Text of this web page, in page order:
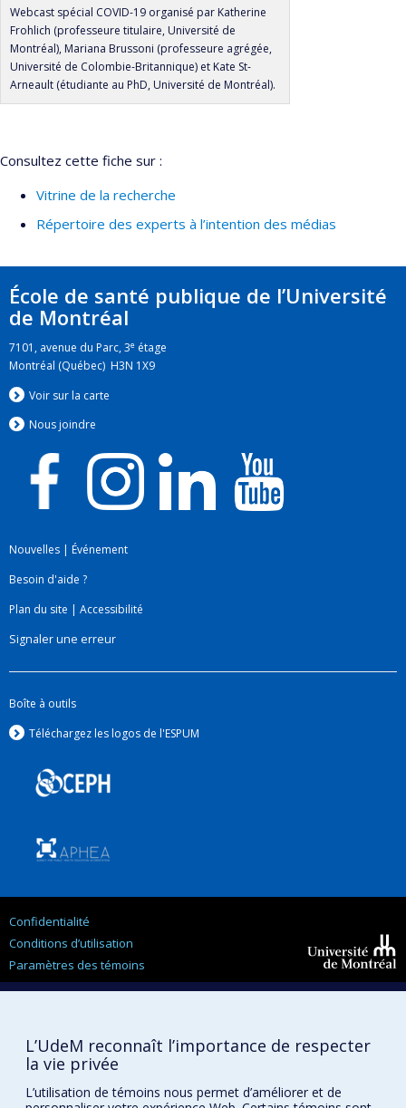
Webcast spécial COVID-19 organisé par Katherine
Frohlich (professeure titulaire, Université de
Montréal), Mariana Brussoni (professeure agrégée,
Université de Colombie-Britannique) et Kate St-
Arneault (étudiante au PhD, Université de Montréal).
Consultez cette fiche sur :
Vitrine de la recherche
Répertoire des experts à l’intention des médias
École de santé publique de l’Université
de Montréal
7101, avenue du Parc, 3e étage
Montréal (Québec) H3N 1X9
Voir sur la carte
Nous joindre
Nouvelles | Événement
Besoin d'aide ?
Plan du site | Accessibilité
Signaler une erreur
Boîte à outils
Téléchargez les logos de l'ESPUM
Confidentialité
Conditions d’utilisation
Paramètres des témoins
Montréal
L’UdeM reconnaît l’importance de respecter
la vie privée
L’utilisation de témoins nous permet d’améliorer et de